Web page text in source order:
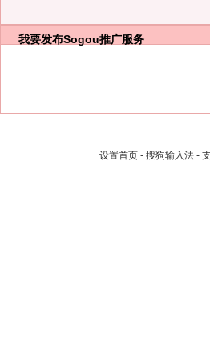
我要发布Sogou推广服务
设置首页 - 搜狗输入法 -